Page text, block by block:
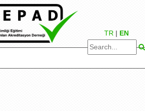
TR | EN